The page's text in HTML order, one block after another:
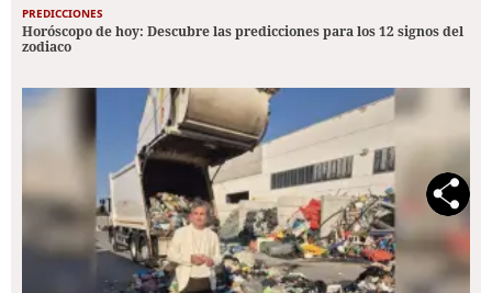
PREDICCIONES
Horóscopo de hoy: Descubre las predicciones para los 12 signos del
zodiaco